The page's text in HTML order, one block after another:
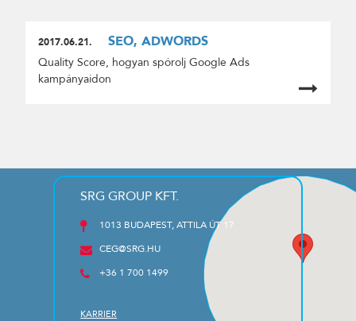
2017.06.21. SEO, ADWORDS
Quality Score, hogyan spórolj Google Ads
kampányaidon
SRG GROUP KFT.
1013 BUDAPEST, ATTILA ÚT 17
CEG@SRG.HU
+36 1 700 1499
KARRIER